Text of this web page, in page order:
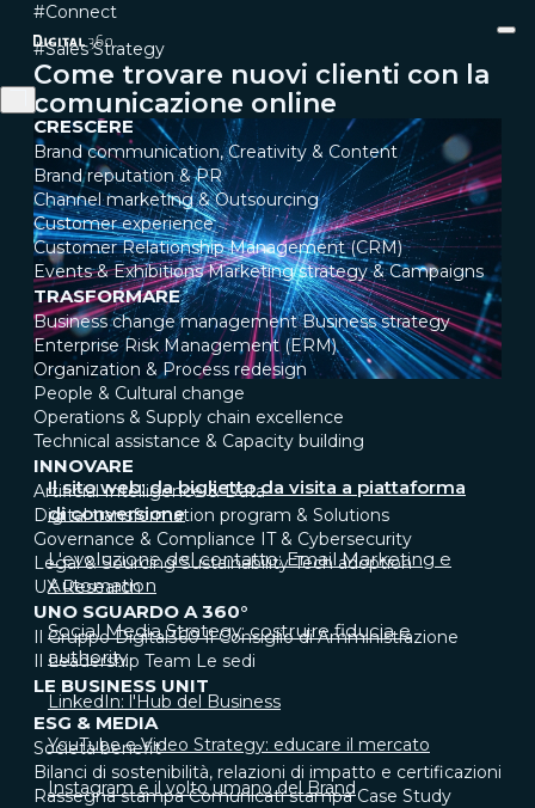
CRESCERE
Brand communication, Creativity & Content
Brand reputation & PR
Channel marketing & Outsourcing
Customer experience
Customer Relationship Management (CRM)
Events & Exhibitions Marketing strategy & Campaigns
TRASFORMARE
Business change management Business strategy
Enterprise Risk Management (ERM)
Organization & Process redesign
People & Cultural change
Operations & Supply chain excellence
Technical assistance & Capacity building
INNOVARE
Artificial Intelligence & Data
Digital transformation program & Solutions
Governance & Compliance IT & Cybersecurity
Legal & Sourcing Sustainability Tech adoption
UX Research
UNO SGUARDO A 360°
Il Gruppo Digital360 Il Consiglio di Amministrazione
Il Leadership Team Le sedi
LE BUSINESS UNIT
ESG & MEDIA
Società benefit
Bilanci di sostenibilità, relazioni di impatto e certificazioni
Rassegna stampa Comunicati stampa Case Study
#Connect
#Sales Strategy
Come trovare nuovi clienti con la
comunicazione online
Il sito web: da biglietto da visita a piattaforma
di conversione
L'evoluzione del contatto: Email Marketing e
Automation
Social Media Strategy: costruire fiducia e
authority
LinkedIn: l'Hub del Business
YouTube e Video Strategy: educare il mercato
Instagram e il volto umano del Brand